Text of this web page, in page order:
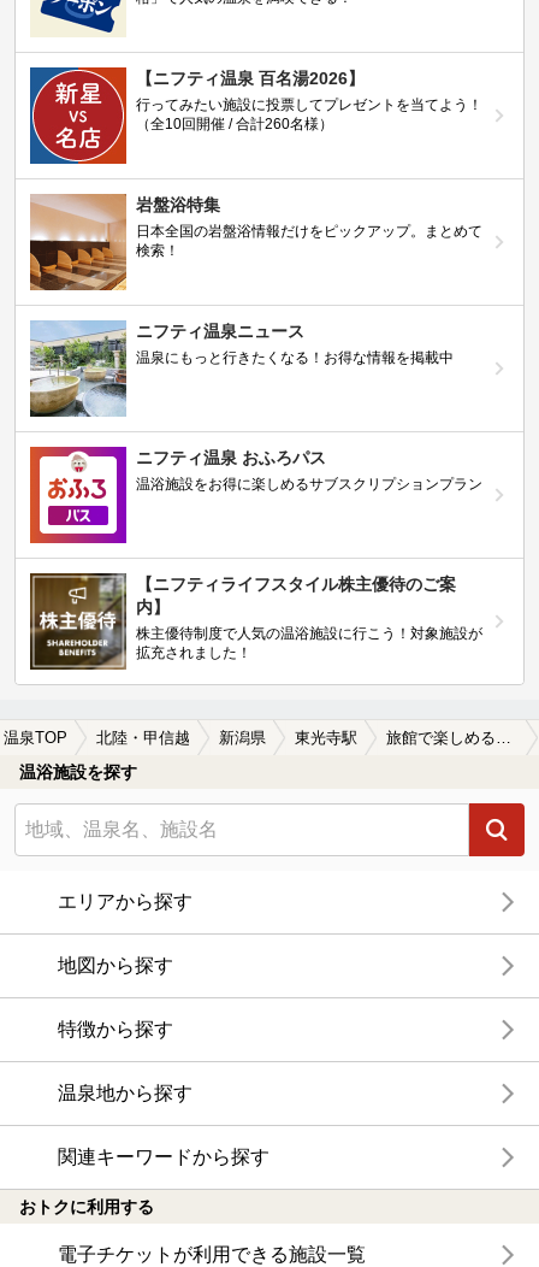
【ニフティ温泉 百名湯2026】
行ってみたい施設に投票してプレゼントを当てよう！
（全10回開催 / 合計260名様）
岩盤浴特集
日本全国の岩盤浴情報だけをピックアップ。まとめて
検索！
ニフティ温泉ニュース
温泉にもっと行きたくなる！お得な情報を掲載中
ニフティ温泉 おふろパス
温浴施設をお得に楽しめるサブスクリプションプラン
【ニフティライフスタイル株主優待のご案
内】
株主優待制度で人気の温浴施設に行こう！対象施設が
拡充されました！
温泉TOP 北陸・甲信越 新潟県 東光寺駅 旅館で楽しめる東光寺駅近くの温泉、日帰り温泉、スーパー銭湯おすすめ
温浴施設を探す
エリアから探す
地図から探す
特徴から探す
温泉地から探す
関連キーワードから探す
おトクに利用する
電子チケットが利用できる施設一覧